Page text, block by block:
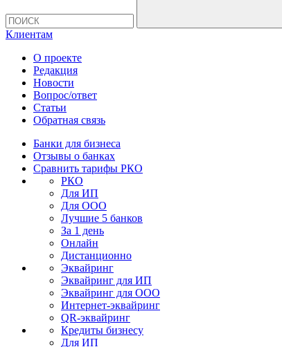
Клиентам
О проекте
Редакция
Новости
Вопрос/ответ
Статьи
Обратная связь
Банки для бизнеса
Отзывы о банках
Сравнить тарифы РКО
РКО
Для ИП
Для ООО
Лучшие 5 банков
За 1 день
Онлайн
Дистанционно
Эквайринг
Эквайринг для ИП
Эквайринг для ООО
Интернет-эквайринг
QR-эквайринг
Кредиты бизнесу
Для ИП